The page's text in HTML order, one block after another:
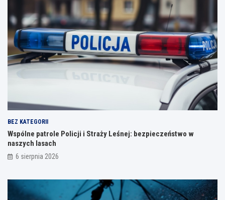
BEZ KATEGORII
Wspólne patrole Policji i Straży Leśnej: bezpieczeństwo w
naszych lasach
6 sierpnia 2026